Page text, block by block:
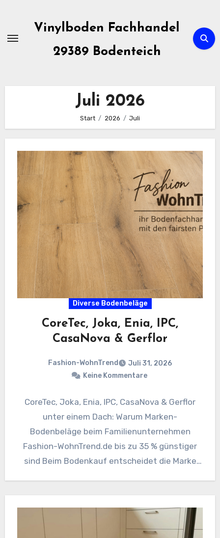
springen
Vinylboden Fachhandel
29389 Bodenteich
Juli 2026
Start 2026 Juli
Diverse Bodenbeläge
CoreTec, Joka, Enia, IPC,
CasaNova & Gerflor
Fashion-WohnTrend
Juli 31, 2026
Keine Kommentare
CoreTec, Joka, Enia, IPC, CasaNova & Gerflor
unter einem Dach: Warum Marken-
Bodenbeläge beim Familienunternehmen
Fashion-WohnTrend.de bis zu 35 % günstiger
sind Beim Bodenkauf entscheidet die Marke